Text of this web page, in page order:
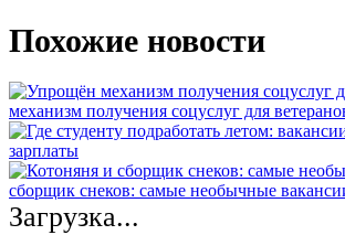
Похожие новости
механизм получения соцуслуг для
зарплаты
сборщик снеков: самые необычные
Загрузка...